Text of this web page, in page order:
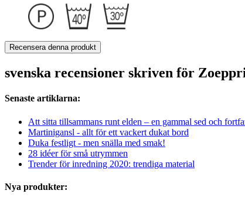
Recensera denna produkt
svenska recensioner skriven för
Senaste artiklarna:
Att sitta tillsammans runt elden – en gammal sed och
Martinigansl - allt för ett vackert dukat bord
Duka festligt - men snälla med smak!
28 idéer för små utrymmen
Trender för inredning 2020: trendiga material
Nya produkter: